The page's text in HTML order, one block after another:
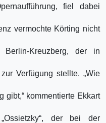
fiel dabei
vermochte Körting nicht
Kreuzberg, der in
Verfügung stellte. „Wie
gibt,“ kommentierte Ekkart
der bei der